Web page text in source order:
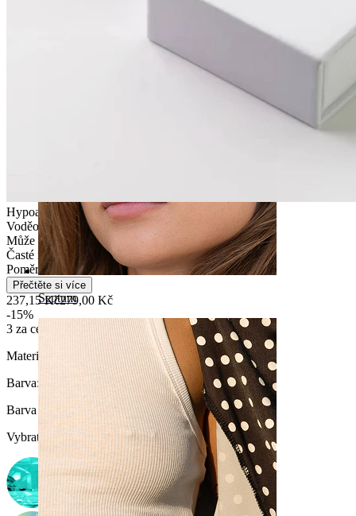
Septum
Hypoalergenní
Voděodolný
Může vydržet celý život
Časté nošení
Poměrně snadné
Přečtěte si více
237,15 Kč279,00 Kč
-15%
3 za cenu 2
Materiál:
Barva:
Barva kamínku :
Vybrat Barva kamínku